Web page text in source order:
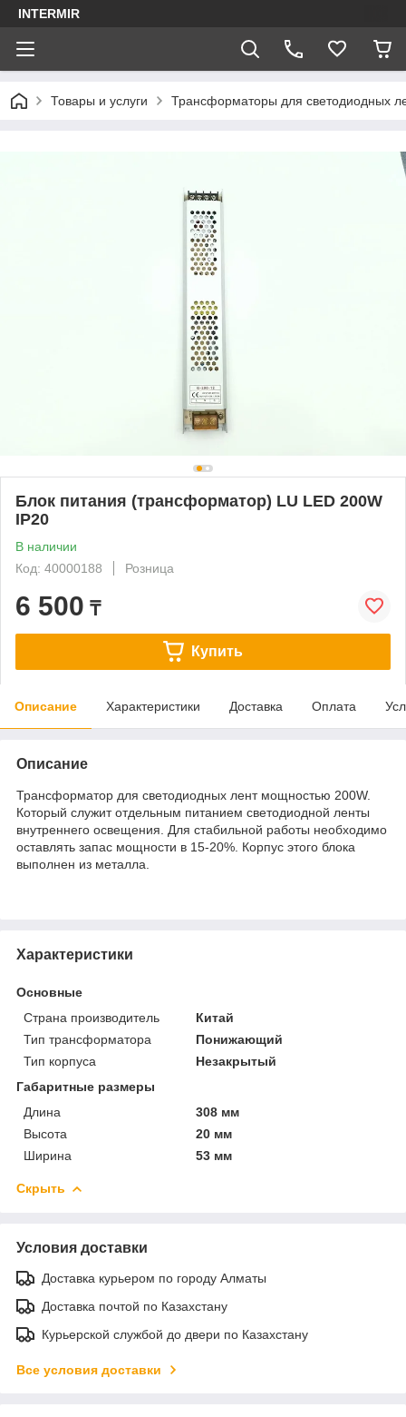
INTERMIR
Товары и услуги Трансформаторы для светодиодных
Блок питания (трансформатор) LU LED 200W
IP20
В наличии
Код: 40000188
Розница
6 500 ₸
Купить
Описание Характеристики Доставка Оплата
Описание
Трансформатор для светодиодных лент мощностью 200W.
Который служит отдельным питанием светодиодной ленты
внутреннего освещения. Для стабильной работы необходимо
оставлять запас мощности в 15-20%. Корпус этого блока
выполнен из металла.
Характеристики
Основные
Страна производитель
Китай
Тип трансформатора
Понижающий
Тип корпуса
Незакрытый
Габаритные размеры
Длина
308 мм
Высота
20 мм
Ширина
53 мм
Скрыть
Условия доставки
Доставка курьером по городу Алматы
Доставка почтой по Казахстану
Курьерской службой до двери по Казахстану
Все условия доставки